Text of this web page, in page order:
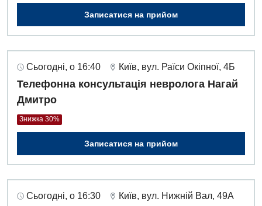
Записатися на прийом
Сьогодні, о 16:40 Київ, вул. Раїси Окіпної, 4Б
Телефонна консультація невролога Нагай
Дмитро
Знижка 30%
Записатися на прийом
Сьогодні, о 16:30 Київ, вул. Нижній Вал, 49А